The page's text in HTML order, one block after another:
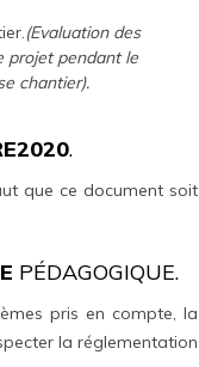
(Evaluation des
projet pendant le
chantier).
.
que ce document soit
PÉDAGOGIQUE.
pris en compte, la
la réglementation